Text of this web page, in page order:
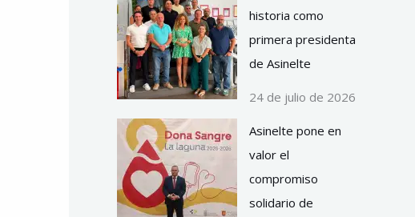
historia como
primera presidenta
de Asinelte
24 de julio de 2026
Asinelte pone en
valor el
compromiso
solidario de